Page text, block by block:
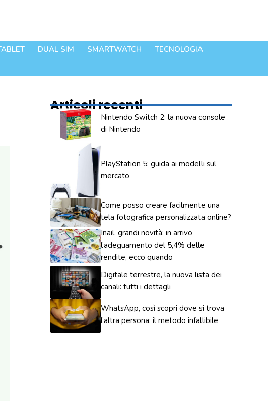
DUAL SIM SMARTWATCH
TECNOLOGIA
Articoli recenti
Nintendo Switch 2: la nuova console
di Nintendo
PlayStation 5: guida ai modelli sul
mercato
Come posso creare facilmente una
tela fotografica personalizzata online?
Inail, grandi novità: in arrivo
l’adeguamento del 5,4% delle
rendite, ecco quando
Digitale terrestre, la nuova lista dei
canali: tutti i dettagli
WhatsApp, così scopri dove si trova
l’altra persona: il metodo infallibile